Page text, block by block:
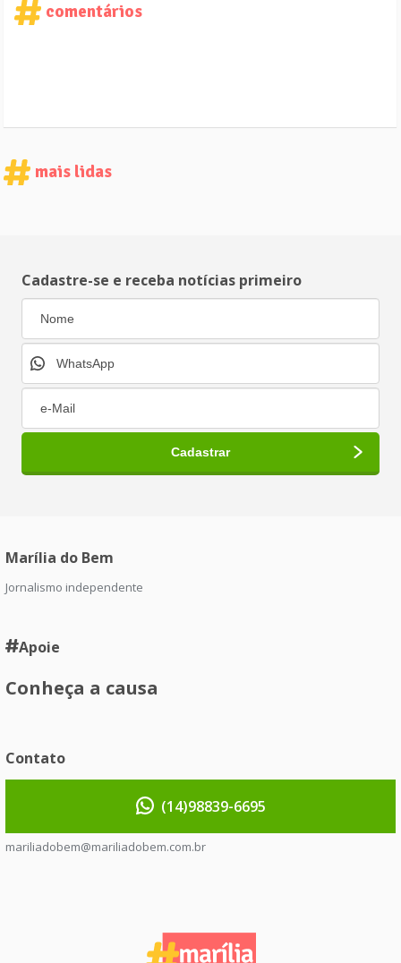
comentários
mais lidas
Cadastre-se e receba notícias primeiro
Marília do Bem
Jornalismo independente
Apoie
Conheça a causa
Contato
(14)98839-6695
mariliadobem@mariliadobem.com.br